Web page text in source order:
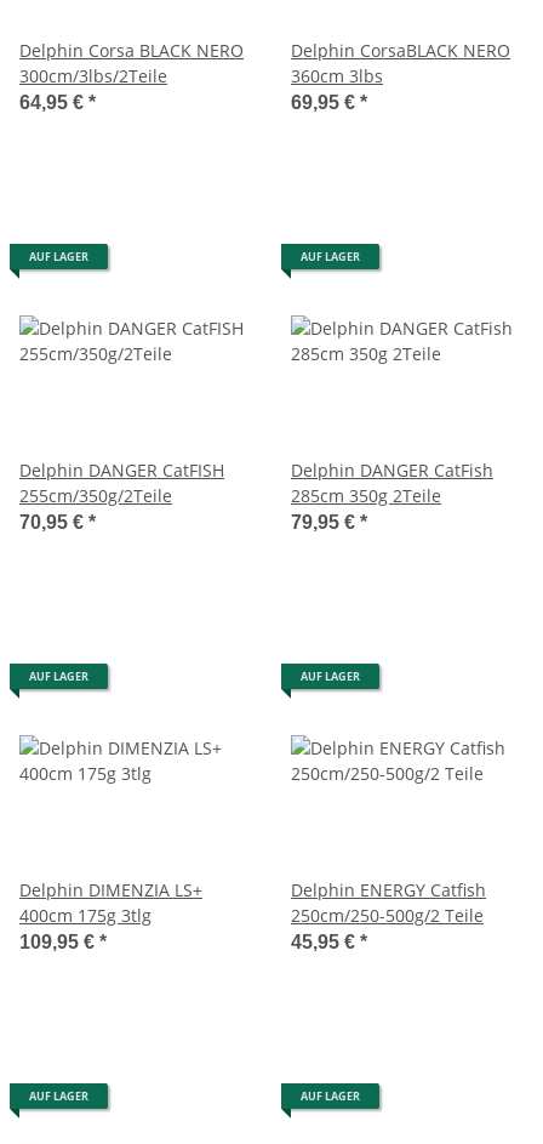
Delphin Corsa BLACK NERO
300cm/3lbs/2Teile
64,95 € *
Delphin CorsaBLACK NERO
360cm 3lbs
69,95 € *
AUF LAGER
Delphin DANGER CatFISH
255cm/350g/2Teile
70,95 € *
AUF LAGER
Delphin DANGER CatFish
285cm 350g 2Teile
79,95 € *
AUF LAGER
Delphin DIMENZIA LS+
400cm 175g 3tlg
109,95 € *
AUF LAGER
Delphin ENERGY Catfish
250cm/250-500g/2 Teile
45,95 € *
AUF LAGER AUF LAGER